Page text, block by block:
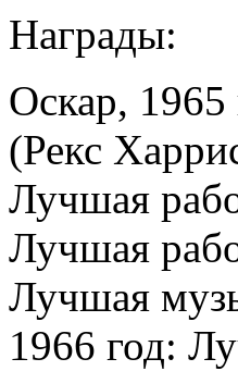
Награды:
Оскар,
(Рекс
Лучшая
Лучшая
Лучшая
1966 год: